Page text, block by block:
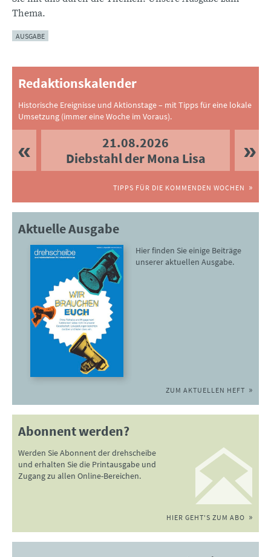
Thema.
AUSGABE
Redaktionskalender
Historische Ereignisse und Aktionstage – mit Tipps für eine lokale
Umsetzung (immer eine Woche im Voraus).
21.08.2026
Diebstahl der Mona Lisa
TIPPS FÜR DIE KOMMENDEN WOCHEN
Aktuelle Ausgabe
Hier finden Sie einige Beiträge
unserer aktuellen Ausgabe.
ZUM AKTUELLEN HEFT
Abonnent werden?
Werden Sie Abonnent der drehscheibe
und erhalten Sie die Printausgabe und
Zugang zu allen Online-Bereichen.
HIER GEHT'S ZUM ABO